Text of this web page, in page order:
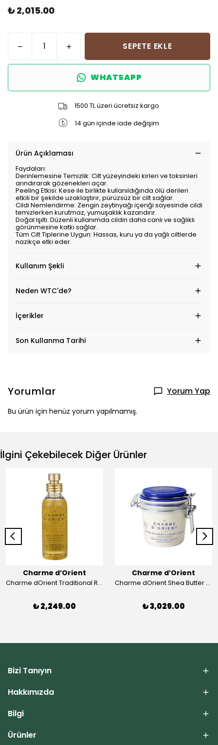
₺ 2,015.00
SEPETE EKLE
WHATSAPP
1500 TL üzeri ücretsiz kargo
14 gün içinde iade değişim
Ürün Açıklaması
Faydaları:
Derinlemesine Temizlik: Cilt yüzeyindeki kirleri ve toksinleri
arındırarak gözenekleri açar.
Peeling Etkisi: Kese ile birlikte kullanıldığında ölü derileri
etkili bir şekilde uzaklaştırır, pürüzsüz bir cilt sağlar.
Cildi Nemlendirme: Zengin zeytinyağı içeriği sayesinde cildi
temizlerken kurutmaz, yumuşaklık kazandırır.
Doğal Işıltı: Düzenli kullanımda cildin daha canlı ve sağlıklı
görünmesine katkı sağlar.
Tüm Cilt Tiplerine Uygun: Hassas, kuru ya da yağlı ciltlerde
nazikçe etki eder.
Kullanım Şekli
Neden WTC'de?
İçerikler
Son Kullanma Tarihi
Yorumlar Yorum Yap
Bu ürün için henüz yorum yapılmamış.
İlgini Çekebilecek Diğer Ürünler
Charme d’Orient
Charme dOrient Traditional Roasted Argan Oil
₺ 2,249.00
Charme d’Orient
Charme dOrient Shea Butter Oriental
₺ 3,029.00
Bizi Tanıyın
Hakkımızda
Bilgi
Ürünler